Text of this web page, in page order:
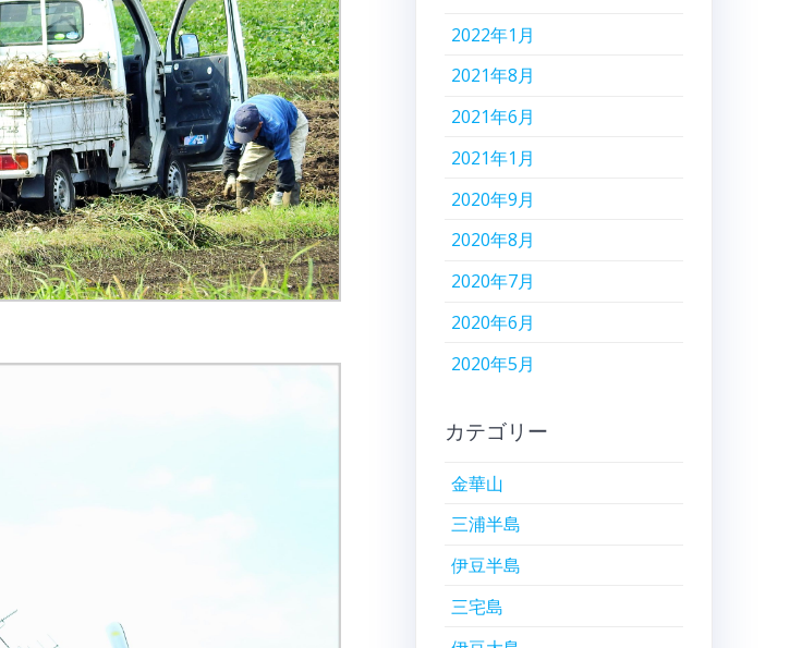
2022年1月
2021年8月
2021年6月
2021年1月
2020年9月
2020年8月
2020年7月
2020年6月
2020年5月
カテゴリー
金華山
三浦半島
伊豆半島
三宅島